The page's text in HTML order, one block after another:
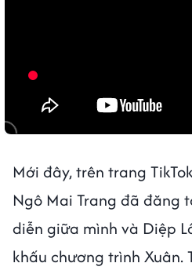
Mới đây, trên trang
Ngô Mai Trang đã đăng
diễn giữa mình và Diệp
khấu chương trình Xuân.